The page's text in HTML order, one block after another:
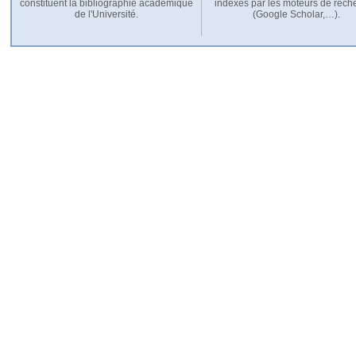
constituent la bibliographie académique
de l'Université.
indexés par les moteurs de
(Google Scholar,…).